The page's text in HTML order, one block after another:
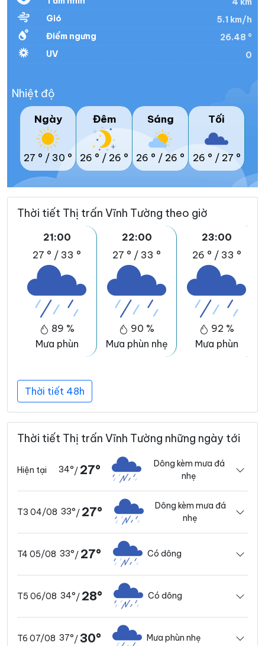
Gió
5.1 km/h
Điểm ngưng
26.48 °
UV
0
Nhiệt độ
Ngày
27 ° / 30 °
Đêm
26 ° / 26 °
Sáng
26 ° / 26 °
Tối
26 ° / 27 °
Thời tiết Thị trấn Vĩnh Tường theo giờ
21:00
27 ° / 33 °
89 %
Mưa phùn
22:00
27 ° / 33 °
90 %
Mưa phùn nhẹ
23:00
26 ° / 33 °
92 %
Mưa phùn
Thời tiết 48h
Thời tiết Thị trấn Vĩnh Tường những ngày tới
Hiện tại 34°/ 27°
Dông kèm mưa đá
nhẹ
T3 04/08 33°/ 27°
Dông kèm mưa đá
nhẹ
T4 05/08 33°/ 27° Có dông
T5 06/08 34°/ 28° Có dông
T6 07/08 37°/30° Mưa phùn nhẹ